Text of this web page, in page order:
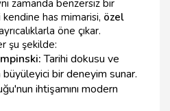
zamanda benzersiz bir
has mimarisi, özel
öne çıkar.
şu şekilde:
Tarihi dokusu ve
büyüleyici bir deneyim sunar.
ihtişamını modern